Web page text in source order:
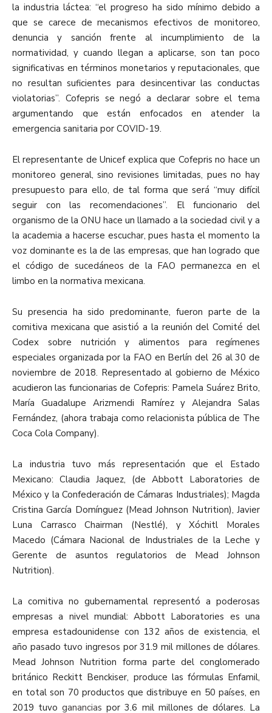
la industria láctea: “el progreso ha sido mínimo debido a
que se carece de mecanismos efectivos de monitoreo,
denuncia y sanción frente al incumplimiento de la
normatividad, y cuando llegan a aplicarse, son tan poco
significativas en términos monetarios y reputacionales, que
no resultan suficientes para desincentivar las conductas
violatorias”. Cofepris se negó a declarar sobre el tema
argumentando que están enfocados en atender la
emergencia sanitaria por COVID-19.
El representante de Unicef explica que Cofepris no hace un
monitoreo general, sino revisiones limitadas, pues no hay
presupuesto para ello, de tal forma que será “muy difícil
seguir con las recomendaciones”. El funcionario del
organismo de la ONU hace un llamado a la sociedad civil y a
la academia a hacerse escuchar, pues hasta el momento la
voz dominante es la de las empresas, que han logrado que
el código de sucedáneos de la FAO permanezca en el
limbo en la normativa mexicana.
Su presencia ha sido predominante, fueron parte de la
comitiva mexicana que asistió a la reunión del Comité del
Codex sobre nutrición y alimentos para regímenes
especiales organizada por la FAO en Berlín del 26 al 30 de
noviembre de 2018. Representado al gobierno de México
acudieron las funcionarias de Cofepris: Pamela Suárez Brito,
María Guadalupe Arizmendi Ramírez y Alejandra Salas
Fernández, (ahora trabaja como relacionista pública de The
Coca Cola Company).
La industria tuvo más representación que el Estado
Mexicano: Claudia Jaquez, (de Abbott Laboratories de
México y la Confederación de Cámaras Industriales); Magda
Cristina García Domínguez (Mead Johnson Nutrition), Javier
Luna Carrasco Chairman (Nestlé), y Xóchitl Morales
Macedo (Cámara Nacional de Industriales de la Leche y
Gerente de asuntos regulatorios de Mead Johnson
Nutrition).
La comitiva no gubernamental representó a poderosas
empresas a nivel mundial: Abbott Laboratories es una
empresa estadounidense con 132 años de existencia, el
año pasado tuvo ingresos por 31.9 mil millones de dólares.
Mead Johnson Nutrition forma parte del conglomerado
británico Reckitt Benckiser, produce las fórmulas Enfamil,
en total son 70 productos que distribuye en 50 países, en
2019 tuvoganancias por 3.6 mil millones de dólares. La